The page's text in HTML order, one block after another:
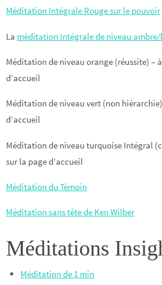
Méditation Intégrale Rouge sur le pouvoir
La méditation Intégrale de niveau ambre/
Méditation de niveau orange (réussite) –
d’accueil
Méditation de niveau vert (non
d’accueil
Méditation de niveau turquoise Intégral
sur la page d’accueil
Méditation du Témoin
Méditation sans tête de Ken Wilber
Méditations
Méditation de 1 min